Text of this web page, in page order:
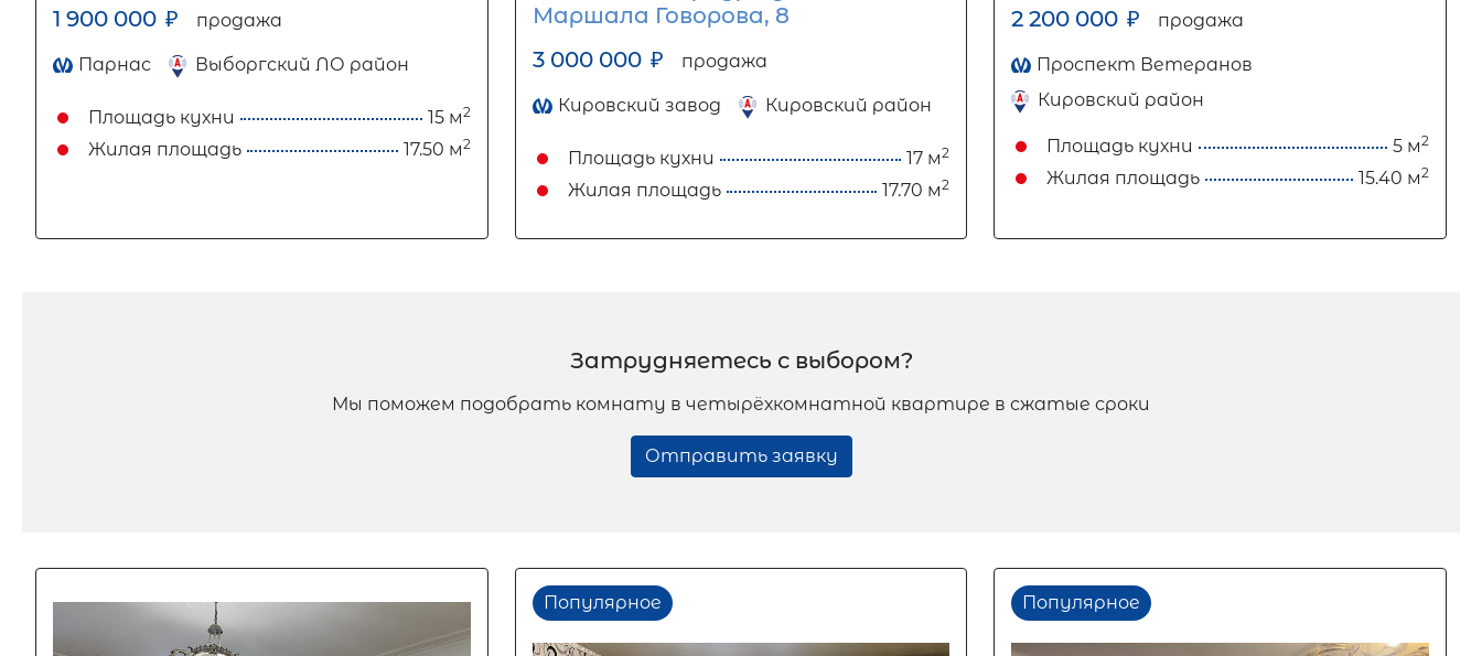
1 900 000 ₽ продажа
Парнас Выборгский ЛО район
Площадь кухни 15 м2
Жилая площадь 17.50 м2
Маршала Говорова, 8
3 000 000 ₽ продажа
Кировский завод Кировский район
Площадь кухни 17 м2
Жилая площадь 17.70 м2
2 200 000 ₽ продажа
Проспект Ветеранов
Кировский район
Площадь кухни 5 м2
Жилая площадь 15.40 м2
Затрудняетесь с выбором?
Мы поможем подобрать комнату в четырёхкомнатной квартире в сжатые сроки
Отправить заявку
Популярное Популярное